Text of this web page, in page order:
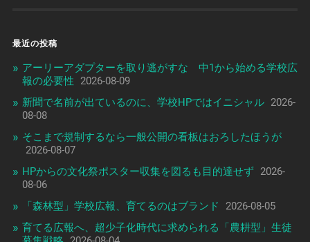
最近の投稿
アーリーアダプターを取り逃がすな 中1から始める学校広
報の必要性
2026-08-09
新聞で名前が出ているのに、学校HPではイニシャル 2026-
08-08
そこまで規制するなら一般公開の看板はおろしたほうが
2026-08-07
HPからの文化祭ポスター収集を図るも目的達せず 2026-
08-06
「森林型」学校広報、育てるのはブランド
2026-08-05
育てる広報へ、超少子化時代に求められる「農耕型」生徒